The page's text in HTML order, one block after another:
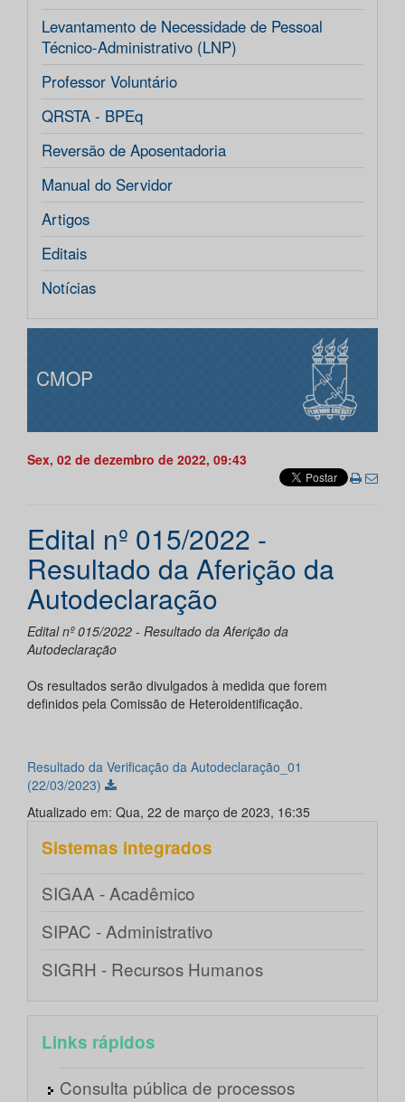
Levantamento de Necessidade de Pessoal
Técnico-Administrativo (LNP)
Professor Voluntário
QRSTA - BPEq
Reversão de Aposentadoria
Manual do Servidor
Artigos
Editais
Notícias
CMOP
Sex, 02 de dezembro de 2022, 09:43
Edital nº 015/2022 -
Resultado da Aferição da
Autodeclaração
Edital nº 015/2022 - Resultado da Aferição da
Autodeclaração
Os resultados serão divulgados à medida que forem
definidos pela Comissão de Heteroidentificação.
Resultado da Verificação da Autodeclaração_01
(22/03/2023)
Atualizado em: Qua, 22 de março de 2023, 16:35
Sistemas integrados
SIGAA - Acadêmico
SIPAC - Administrativo
SIGRH - Recursos Humanos
Links rápidos
Consulta pública de processos